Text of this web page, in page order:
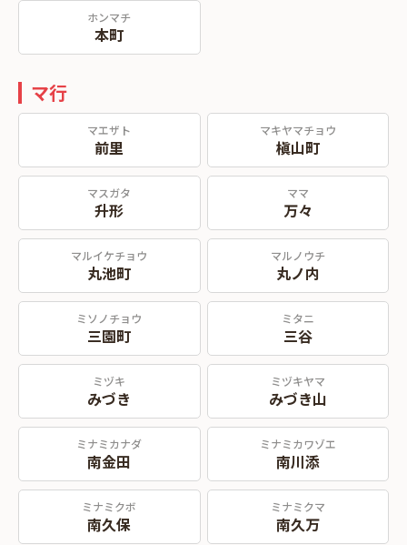
ホンマチ
本町
マ行
マエザト
前里
マキヤマチョウ
槇山町
マスガタ
升形
ママ
万々
マルイケチョウ
丸池町
マルノウチ
丸ノ内
ミソノチョウ
三園町
ミタニ
三谷
ミヅキ
みづき
ミヅキヤマ
みづき山
ミナミカナダ
南金田
ミナミカワゾエ
南川添
ミナミクボ
南久保
ミナミクマ
南久万